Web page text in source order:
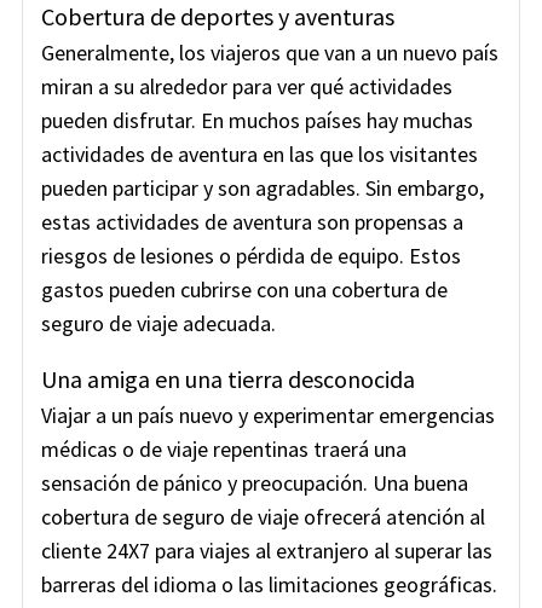
Cobertura de deportes y aventuras
Generalmente, los viajeros que van a un nuevo país
miran a su alrededor para ver qué actividades
pueden disfrutar. En muchos países hay muchas
actividades de aventura en las que los visitantes
pueden participar y son agradables. Sin embargo,
estas actividades de aventura son propensas a
riesgos de lesiones o pérdida de equipo. Estos
gastos pueden cubrirse con una cobertura de
seguro de viaje adecuada.
Una amiga en una tierra desconocida
Viajar a un país nuevo y experimentar emergencias
médicas o de viaje repentinas traerá una
sensación de pánico y preocupación. Una buena
cobertura de seguro de viaje ofrecerá atención al
cliente 24X7 para viajes al extranjero al superar las
barreras del idioma o las limitaciones geográficas.